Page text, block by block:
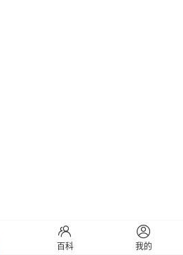
百科 我的